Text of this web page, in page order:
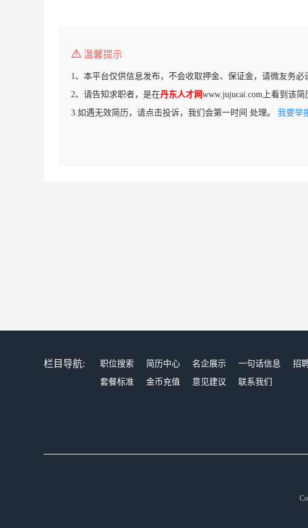
温馨提示
1、本平台仅供信息发布，不会收取押金、保证金，请微友务必
2、请告知求职者，是在丹东人才网www.jujucai.com上看到该简
3.如遇无效简历，请点击投诉，我们会第一时间 处理。 我要举
栏目导航: 职位搜索 简历中心 名企展示 一句话信息 招
套餐标准
金币充值 意见建议 联系我们